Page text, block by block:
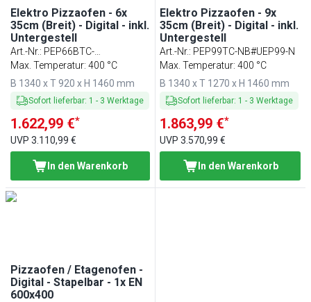
Elektro Pizzaofen - 6x
35cm (Breit) - Digital - inkl.
Untergestell
Art.-Nr.: PEP66BTC-
NB#UEP66B-N
Max. Temperatur: 400 °C
B 1340 x T 920 x H 1460 mm
Sofort lieferbar: 1 - 3 Werktage
1.622,99 €*
UVP 3.110,99 €
In den Warenkorb
Elektro Pizzaofen - 9x
35cm (Breit) - Digital - inkl.
Untergestell
Art.-Nr.: PEP99TC-NB#UEP99-N
Max. Temperatur: 400 °C
B 1340 x T 1270 x H 1460 mm
Sofort lieferbar: 1 - 3 Werktage
1.863,99 €*
UVP3.570,99 €
In den Warenkorb
Pizzaofen / Etagenofen -
Digital - Stapelbar - 1x EN
600x400